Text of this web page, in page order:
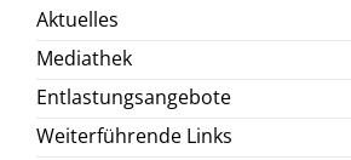
Aktuelles
Mediathek
Entlastungsangebote
Weiterführende Links